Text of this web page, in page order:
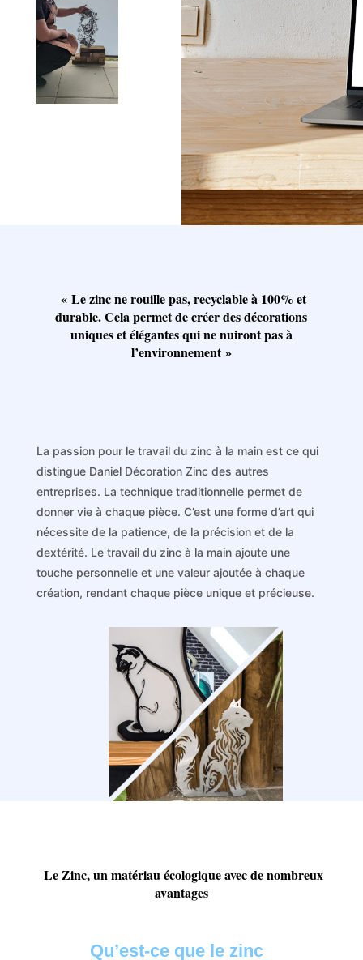
« Le zinc ne rouille pas, recyclable à 100% et
durable. Cela permet de créer des décorations
uniques et élégantes qui ne nuiront pas à
l’environnement »
La passion pour le travail du zinc à la main est ce qui
distingue Daniel Décoration Zinc des autres
entreprises. La technique traditionnelle permet de
donner vie à chaque pièce. C’est une forme d’art qui
nécessite de la patience, de la précision et de la
dextérité. Le travail du zinc à la main ajoute une
touche personnelle et une valeur ajoutée à chaque
création, rendant chaque pièce unique et précieuse.
Le Zinc, un matériau écologique avec de nombreux
avantages
Qu’est-ce que le zinc